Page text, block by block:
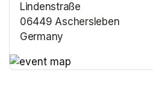
Lindenstraße
06449 Aschersleben
Germany